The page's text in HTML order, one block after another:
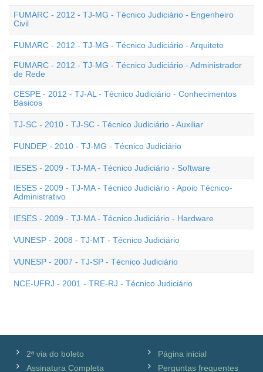
FUMARC - 2012 - TJ-MG - Técnico Judiciário - Engenheiro
Civil
FUMARC - 2012 - TJ-MG - Técnico Judiciário - Arquiteto
FUMARC - 2012 - TJ-MG - Técnico Judiciário - Administrador
de Rede
CESPE - 2012 - TJ-AL - Técnico Judiciário - Conhecimentos
Básicos
TJ-SC - 2010 - TJ-SC - Técnico Judiciário - Auxiliar
FUNDEP - 2010 - TJ-MG - Técnico Judiciário
IESES - 2009 - TJ-MA - Técnico Judiciário - Software
IESES - 2009 - TJ-MA - Técnico Judiciário - Apoio Técnico-
Administrativo
IESES - 2009 - TJ-MA - Técnico Judiciário - Hardware
VUNESP - 2008 - TJ-MT - Técnico Judiciário
VUNESP - 2007 - TJ-SP - Técnico Judiciário
NCE-UFRJ - 2001 - TRE-RJ - Técnico Judiciário
2ª via do boleto
Assinatura Completa
Página inicial
Perguntas frequentes